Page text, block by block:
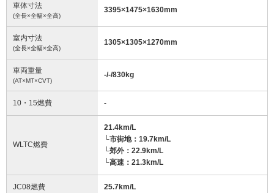
車体寸法
(全長×全幅×全高)
3395×1475×1630mm
室内寸法
(全長×全幅×全高)
1305×1305×1270mm
車両重量
(AT×MT×CVT)
-/-/830kg
10・15燃費 -
WLTC燃費
21.4km/L
└市街地：19.7km/L
└郊外：22.9km/L
└高速：21.3km/L
JC08燃費 25.7km/L